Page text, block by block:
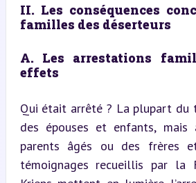
II. Les conséquences
familles des déserteurs
A. Les arrestations
effets
Qui était arrêté ? La plupart du
des épouses et enfants, mais
parents âgés ou des frères
témoignages recueillis par la